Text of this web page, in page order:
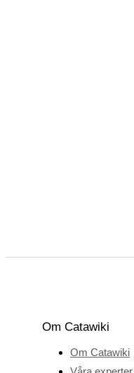
Om Catawiki
Om Catawiki